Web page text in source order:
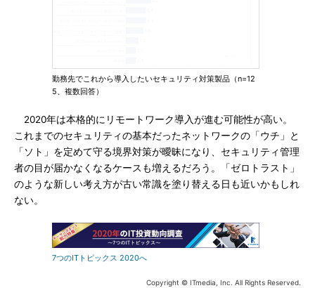
勤務先でこれから導入したいセキュリティ対策製品（n=12
5、複数回答）
2020年は本格的にリモートワーク導入が進む可能性が高い。
これまでのセキュリティの基本だったネットワークの「ウチ」と
「ソト」を定めて守る境界対策が曖昧になり、セキュリティ管理
者の目が届かなくなるケースも増えるだろう。「ゼロトラスト」
のような新しい考え方が古い常識を塗り替える日も近いかもしれ
ない。
7つのITトピックス 2020へ
Copyright © ITmedia, Inc. All Rights Reserved.